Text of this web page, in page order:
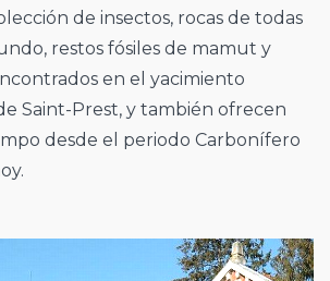
de insectos, rocas de todas
restos fósiles de mamut y
en el yacimiento
Saint-Prest, y también ofrecen
desde el periodo Carbonífero